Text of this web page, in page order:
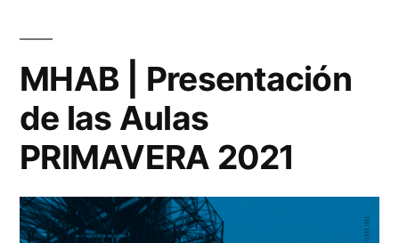
MHAB | Presentación
de las Aulas
PRIMAVERA 2021